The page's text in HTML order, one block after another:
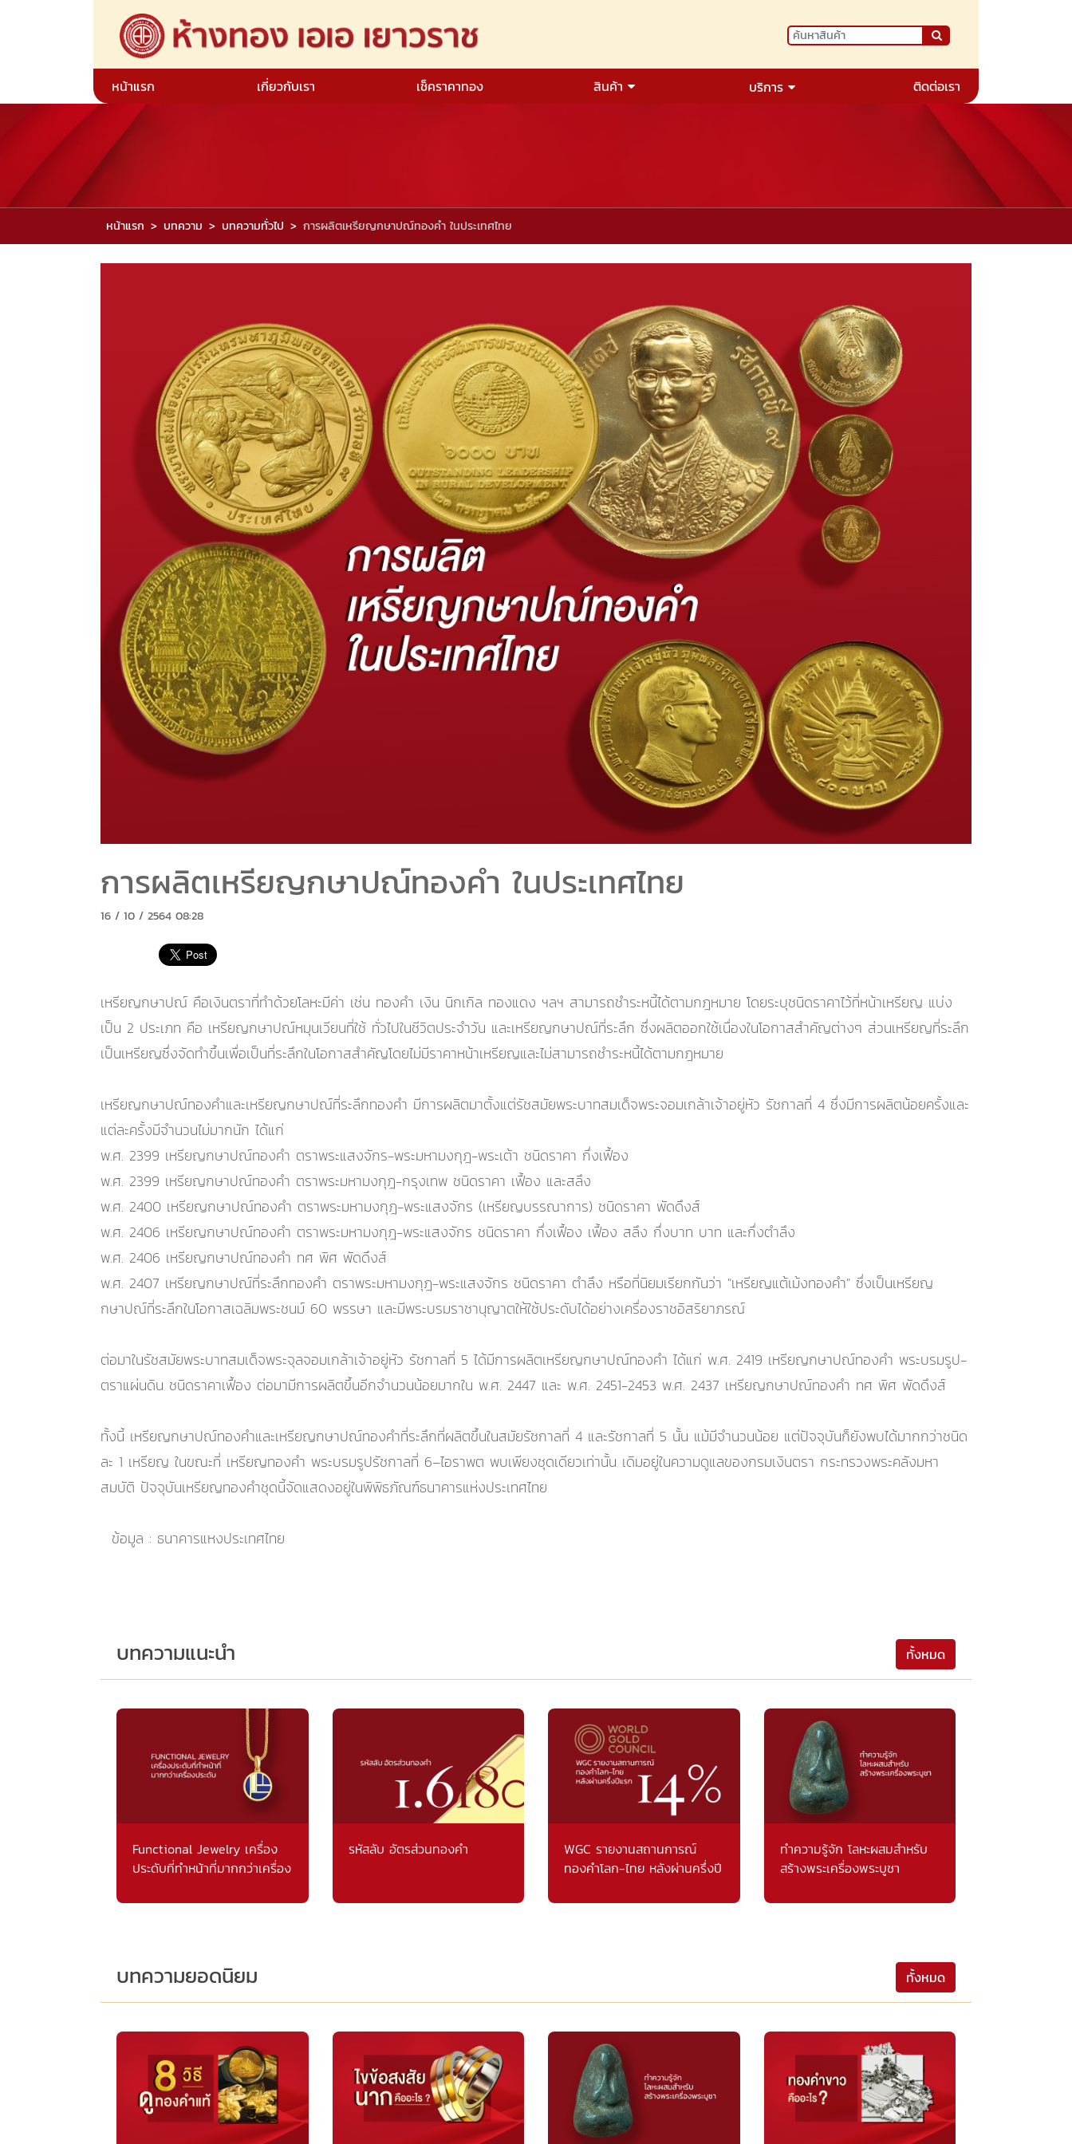
หน้าแรก เกี่ยวกับเรา เช็คราคาทอง สินค้า บริการ ติดต่อเรา
หน้าแรก บทความ บทความทั่วไป การผลิตเหรียญกษาปณ์ทองคำ ในประเทศไทย
การผลิตเหรียญกษาปณ์ทองคำ ในประเทศไทย
16 / 10 / 2564 08:28
เหรียญกษาปณ์ คือเงินตราที่ทำด้วยโลหะมีค่า เช่น ทองคำ เงิน นิกเกิล ทองแดง ฯลฯ สามารถชำระหนี้ได้ตามกฎหมาย โดยระบุชนิดราคาไว้ที่หน้าเหรียญ แบ่ง
เป็น 2 ประเภท คือ เหรียญกษาปณ์หมุนเวียนที่ใช้ ทั่วไปในชีวิตประจำวัน และเหรียญกษาปณ์ที่ระลึก ซึ่งผลิตออกใช้เนื่องในโอกาสสำคัญต่างๆ ส่วนเหรียญที่ระลึก
เป็นเหรียญซึ่งจัดทำขึ้นเพื่อเป็นที่ระลึกในโอกาสสำคัญโดยไม่มีราคาหน้าเหรียญและไม่สามารถชำระหนี้ได้ตามกฎหมาย
เหรียญกษาปณ์ทองคำและเหรียญกษาปณ์ที่ระลึกทองคำ มีการผลิตมาตั้งแต่รัชสมัยพระบาทสมเด็จพระจอมเกล้าเจ้าอยู่หัว รัชกาลที่ 4 ซึ่งมีการผลิตน้อยครั้งและ
แต่ละครั้งมีจำนวนไม่มากนัก ได้แก่
พ.ศ. 2399 เหรียญกษาปณ์ทองคำ ตราพระแสงจักร-พระมหามงกุฎ-พระเต้า ชนิดราคา กึ่งเฟื้อง
พ.ศ. 2399 เหรียญกษาปณ์ทองคำ ตราพระมหามงกุฎ-กรุงเทพ ชนิดราคา เฟื้อง และสลึง
พ.ศ. 2400 เหรียญกษาปณ์ทองคำ ตราพระมหามงกุฎ-พระแสงจักร (เหรียญบรรณาการ) ชนิดราคา พัดดึงส์
พ.ศ. 2406 เหรียญกษาปณ์ทองคำ ตราพระมหามงกุฎ-พระแสงจักร ชนิดราคา กึ่งเฟื้อง เฟื้อง สลึง กึ่งบาท บาท และกึ่งตำลึง
พ.ศ. 2406 เหรียญกษาปณ์ทองคำ ทศ พิศ พัดดึงส์
พ.ศ. 2407 เหรียญกษาปณ์ที่ระลึกทองคำ ตราพระมหามงกุฎ-พระแสงจักร ชนิดราคา ตำลึง หรือที่นิยมเรียกกันว่า "เหรียญแต้เม้งทองคำ" ซึ่งเป็นเหรียญ
กษาปณ์ที่ระลึกในโอกาสเฉลิมพระชนม์ 60 พรรษา และมีพระบรมราชานุญาตให้ใช้ประดับได้อย่างเครื่องราชอิสริยาภรณ์
ต่อมาในรัชสมัยพระบาทสมเด็จพระจุลจอมเกล้าเจ้าอยู่หัว รัชกาลที่ 5 ได้มีการผลิตเหรียญกษาปณ์ทองคำ ได้แก่ พ.ศ. 2419 เหรียญกษาปณ์ทองคำ พระบรมรูป-
ตราแผ่นดิน ชนิดราคาเฟื้อง ต่อมามีการผลิตขึ้นอีกจำนวนน้อยมากใน พ.ศ. 2447 และ พ.ศ. 2451-2453 พ.ศ. 2437 เหรียญกษาปณ์ทองคำ ทศ พิศ พัดดึงส์
ทั้งนี้ เหรียญกษาปณ์ทองคำและเหรียญกษาปณ์ทองคำที่ระลึกที่ผลิตขึ้นในสมัยรัชกาลที่ 4 และรัชกาลที่ 5 นั้น แม้มีจำนวนน้อย แต่ปัจจุบันก็ยังพบได้มากกว่าชนิด
ละ 1 เหรียญ ในขณะที่ เหรียญทองคำ พระบรมรูปรัชกาลที่ 6–ไอราพต พบเพียงชุดเดียวเท่านั้น เดิมอยู่ในความดูแลของกรมเงินตรา กระทรวงพระคลังมหา
สมบัติ ปัจจุบันเหรียญทองคำชุดนี้จัดแสดงอยู่ในพิพิธภัณฑ์ธนาคารแห่งประเทศไทย
ข้อมูล : ธนาคารแหงประเทศไทย
บทความแนะนำ ทั้งหมด
Functional Jewelry เครื่อง
ประดับที่ทำหน้าที่มากกว่าเครื่อง
รหัสลับ อัตรส่วนทองคำ
WGC รายงานสถานการณ์
ทองคำโลก-ไทย หลังผ่านครึ่งปี
ทำความรู้จัก โลหะผสมสำหรับ
สร้างพระเครื่องพระบูชา
บทความยอดนิยม ทั้งหมด